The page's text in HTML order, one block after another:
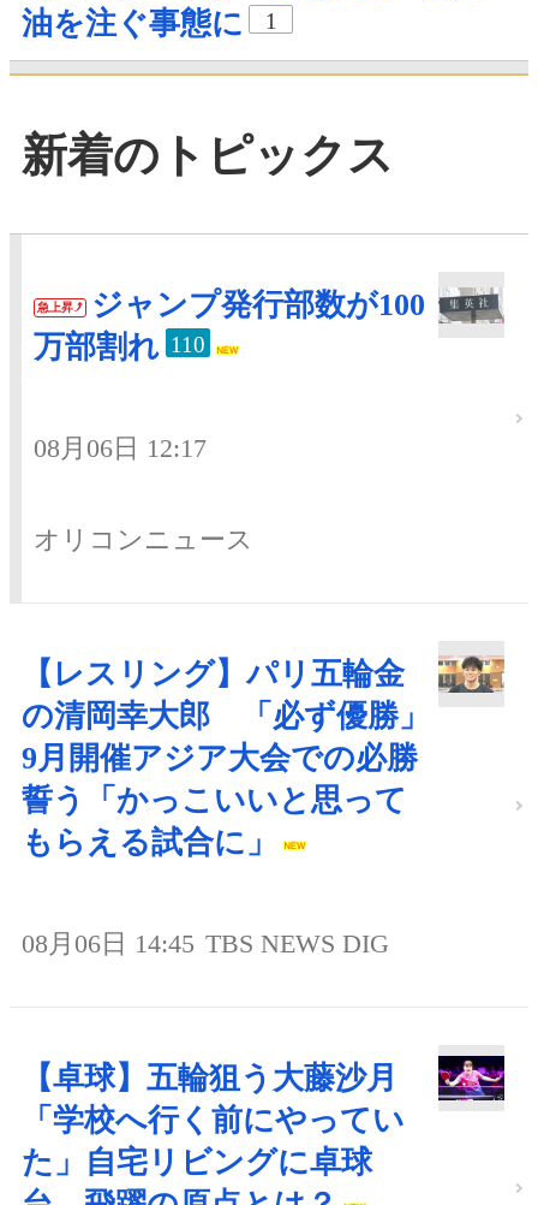
油を注ぐ事態に
1
新着のトピックス
急上昇
ジャンプ発行部数が100
万部割れ 110
08月06日 12:17
オリコンニュース
【レスリング】パリ五輪金
の清岡幸大郎 「必ず優勝」
9月開催アジア大会での必勝
誓う「かっこいいと思って
もらえる試合に」
08月06日 14:45 TBS NEWS DIG
【卓球】五輪狙う大藤沙月
「学校へ行く前にやってい
た」自宅リビングに卓球